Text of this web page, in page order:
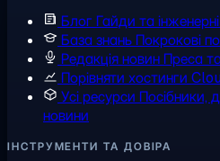
Блог Гайди та
База знань Покрокові
Редакція новин Преса
Порівняти хостинги
Усі ресурси Посібники,
новини
ІНСТРУМЕНТИ ТА ДОВІРА